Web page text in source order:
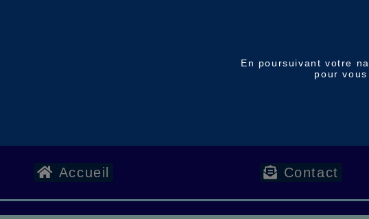
En poursuivant votre
pour
Accueil Contact